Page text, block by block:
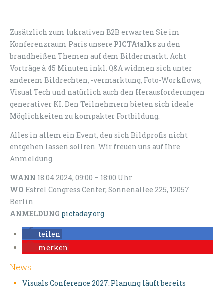
Zusätzlich zum lukrativen B2B erwarten Sie im
Konferenzraum Paris unsere PICTAtalks zu den
brandheißen Themen auf dem Bildermarkt. Acht
Vorträge à 45 Minuten inkl. Q&A widmen sich unter
anderem Bildrechten, -vermarktung, Foto-Workflows,
Visual Tech und natürlich auch den Herausforderungen
generativer KI. Den Teilnehmern bieten sich ideale
Möglichkeiten zu kompakter Fortbildung.
Alles in allem ein Event, den sich Bildprofis nicht
entgehen lassen sollten. Wir freuen uns auf Ihre
Anmeldung.
WANN 18.04.2024, 09:00 – 18:00 Uhr
WO Estrel Congress Center, Sonnenallee 225, 12057
Berlin
ANMELDUNG pictaday.org
teilen
merken
News
Visuals Conference 2027: Planung läuft bereits